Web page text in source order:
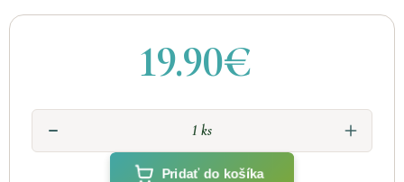
19.90€
Pridať do košíka